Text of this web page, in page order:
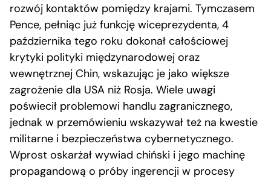
rozwój kontaktów pomiędzy krajami. Tymczasem
Pence, pełniąc już funkcję wiceprezydenta, 4
października tego roku dokonał całościowej
krytyki polityki międzynarodowej oraz
wewnętrznej Chin, wskazując je jako większe
zagrożenie dla USA niż Rosja. Wiele uwagi
poświecił problemowi handlu zagranicznego,
jednak w przemówieniu wskazywał też na kwestie
militarne i bezpieczeństwa cybernetycznego.
Wprost oskarżał wywiad chiński i jego machinę
propagandową o próby ingerencji w procesy